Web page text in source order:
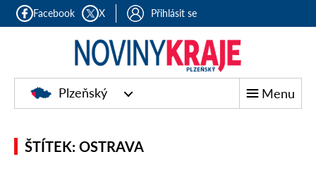
Facebook X Přihlásit se
Plzeňský Menu
ŠTÍTEK: OSTRAVA